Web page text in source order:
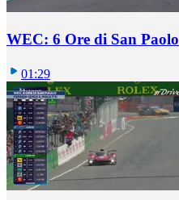
WEC: 6 Ore di San Paolo
01:29